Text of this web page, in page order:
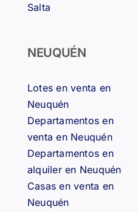
Salta
NEUQUÉN
Lotes en venta en
Neuquén
Departamentos en
venta en Neuquén
Departamentos en
alquiler en Neuquén
Casas en venta en
Neuquén